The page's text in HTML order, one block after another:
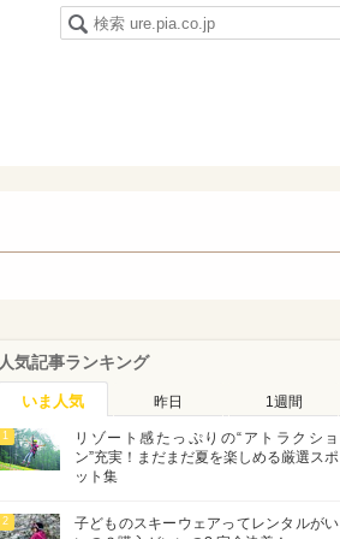
人気記事ランキング
いま人気 昨日 1週間
1
リゾート感たっぷりの“アトラクショ
ン”充実！まだまだ夏を楽しめる厳選スポ
ット集
2
子どものスキーウェアってレンタルがい